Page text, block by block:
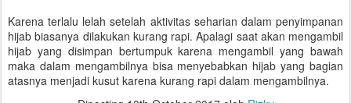
Karena terlalu lelah setelah aktivitas seharian dalam penyimpanan
hijab biasanya dilakukan kurang rapi. Apalagi saat akan mengambil
hijab yang disimpan bertumpuk karena mengambil yang bawah
maka dalam mengambilnya bisa menyebabkan hijab yang bagian
atasnya menjadi kusut karena kurang rapi dalam mengambilnya.